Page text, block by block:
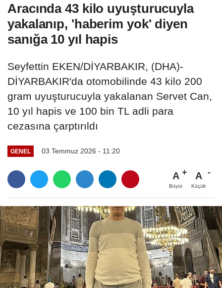
Aracında 43 kilo uyuşturucuyla
yakalanıp, 'haberim yok' diyen
sanığa 10 yıl hapis
Seyfettin EKEN/DİYARBAKIR, (DHA)-
DİYARBAKIR'da otomobilinde 43 kilo 200
gram uyuşturucuyla yakalanan Servet Can,
10 yıl hapis ve 100 bin TL adli para
cezasına çarptırıldı
GENEL 03 Temmuz 2026 - 11:20
A
Büyüt
A
Küçült